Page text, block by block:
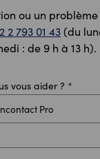
ou un
2 793 01 43(du
: de 9 h à 13 h).
vous aider ? *